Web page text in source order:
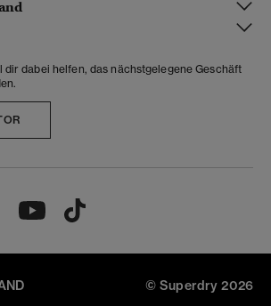
dir dabei helfen, das nächstgelegene Geschäft
© Superdry 2026